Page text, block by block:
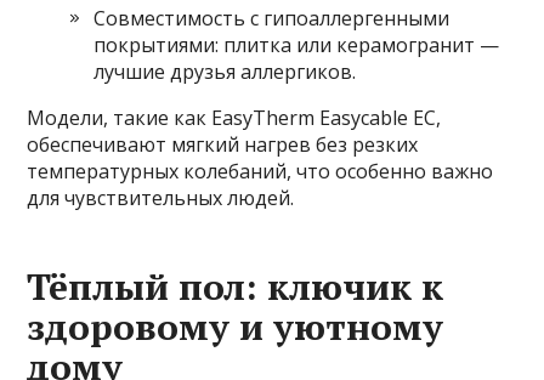
Совместимость с гипоаллергенными
покрытиями: плитка или керамогранит —
лучшие друзья аллергиков.
Модели, такие как EasyTherm Easycable EC,
обеспечивают мягкий нагрев без резких
температурных колебаний, что особенно важно
для чувствительных людей.
Тёплый пол: ключик к
здоровому и уютному
дому